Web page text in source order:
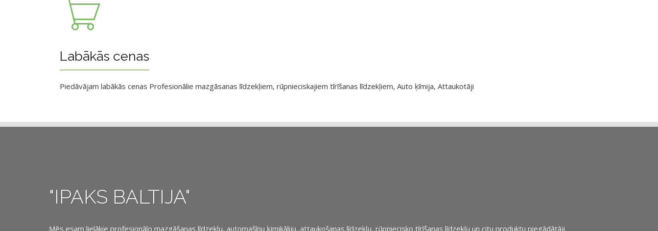
Labākās cenas
Piedāvājam labākās cenas Profesionālie mazgāsanas līdzekļiem, rūpnieciskajiem tīrīšanas līdzekļiem, Auto ķīmija, Attaukotāji
"IPAKS BALTIJA"
Mēs esam lielākie profesionālo mazgāšanas līdzekļu, automašīnu ķimikāliju, attaukošanas līdzekļu, rūpniecisko tīrīšanas līdzekļu un citu produktu piegādātāji.